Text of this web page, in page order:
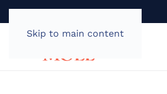
Skip to main content